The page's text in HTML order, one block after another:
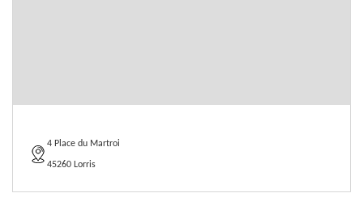
4 Place du Martroi
45260 Lorris